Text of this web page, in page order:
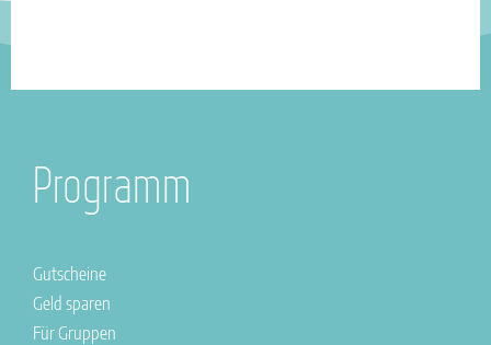
Programm
Gutscheine
Geld sparen
Für Gruppen